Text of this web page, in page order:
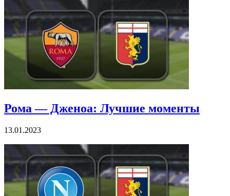
Рома — Дженоа: Лучшие моменты
13.01.2023